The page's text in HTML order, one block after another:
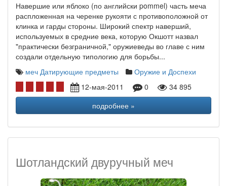
Навершие или яблоко (по английски pommel) часть меча
распложенная на черенке рукояти с противоположной от
клинка и гарды стороны. Широкий спектр наверший,
используемых в средние века, которую Окшотт назвал
"практически безграничной," оружиеведы во главе с ним
создали отдельную типологию для борьбы...
меч Датирующие предметы
Оружие и Доспехи
12-мая-2011
0
34 895
подробнее »
Шотландский двуручный меч